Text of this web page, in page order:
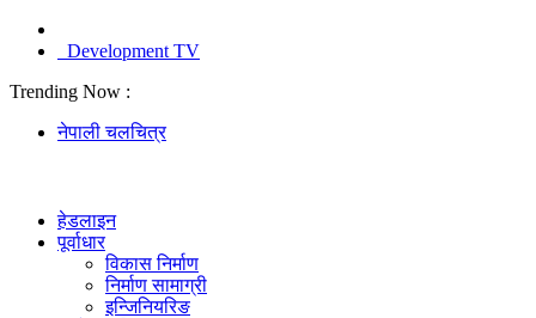
Development TV
Trending Now :
नेपाली चलचित्र
हेडलाइन
पूर्वाधार
विकास निर्माण
निर्माण सामाग्री
इन्जिनियरिङ